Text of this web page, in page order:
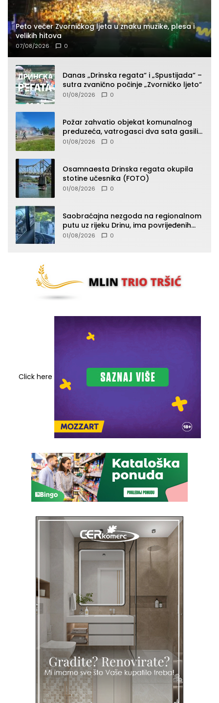
Peto večer Zvorničkog ljeta u znaku muzike, plesa i
velikih hitova
07/08/2026 0
Danas „Drinska regata“ i „Spustijada“ –
sutra zvanično počinje „Zvorničko ljeto“
01/08/2026 0
Požar zahvatio objekat komunalnog
preduzeća, vatrogasci dva sata gasili
vatru (FOTO)
01/08/2026 0
Osamnaesta Drinska regata okupila
stotine učesnika (FOTO)
01/08/2026 0
Saobraćajna nezgoda na regionalnom
putu uz rijeku Drinu, ima povrijeđenih
lica (FOTO)
01/08/2026 0
Click here